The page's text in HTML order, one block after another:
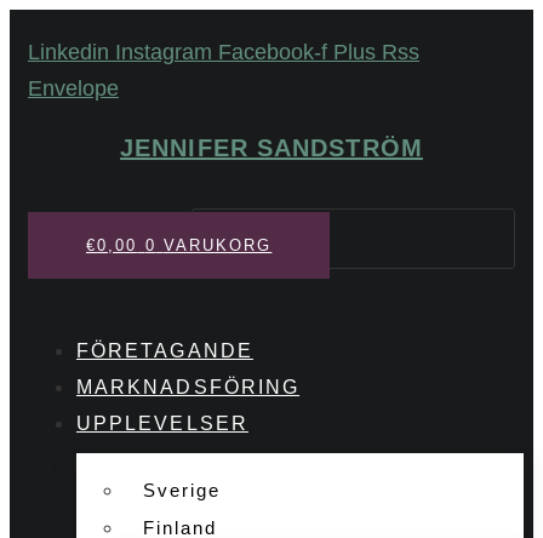
till
innehåll
Linkedin Instagram Facebook-f Plus Rss
Envelope
JENNIFER SANDSTRÖM
Sök
€0,00 0 VARUKORG
FÖRETAGANDE
MARKNADSFÖRING
UPPLEVELSER
Sverige
Finland